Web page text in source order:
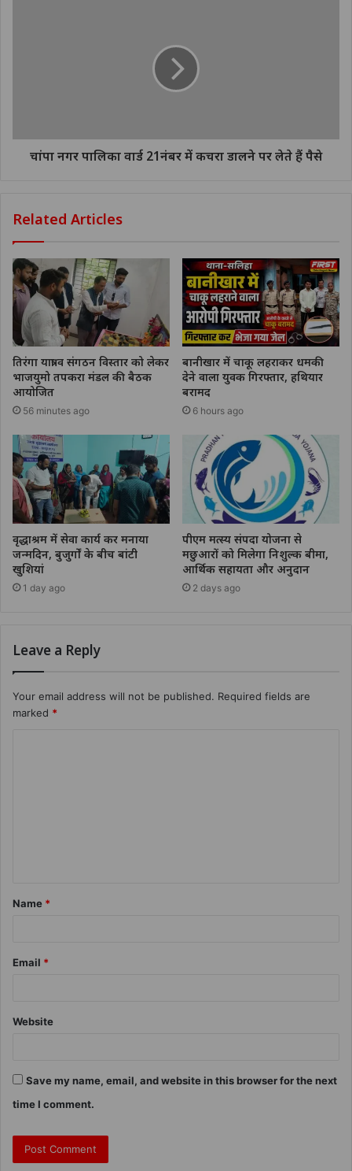
चांपा नगर पालिका वार्ड 21नंबर में कचरा डालने पर लेते हैं पैसे
Related Articles
तिरंगा यात्रा व संगठन विस्तार को लेकर
भाजयुमो तपकरा मंडल की बैठक
आयोजित
56 minutes ago
बानीखार में चाकू लहराकर धमकी
देने वाला युवक गिरफ्तार, हथियार
बरामद
6 hours ago
वृद्धाश्रम में सेवा कार्य कर मनाया
जन्मदिन, बुजुर्गों के बीच बांटी
खुशियां
1 day ago
पीएम मत्स्य संपदा योजना से
मछुआरों को मिलेगा निशुल्क बीमा,
आर्थिक सहायता और अनुदान
2 days ago
Leave a Reply
Your email address will not be published. Required fields are
marked *
Name *
Email *
Website
Save my name, email, and website in this browser for the next
time I comment.